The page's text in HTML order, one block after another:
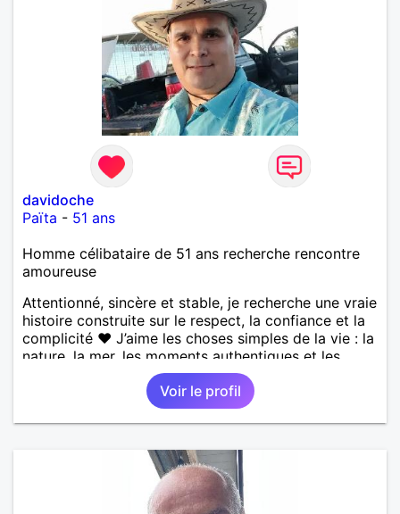
davidoche
Païta - 51 ans
Homme célibataire de 51 ans recherche rencontre
amoureuse
Attentionné, sincère et stable, je recherche une vraie
histoire construite sur le respect, la confiance et la
complicité ❤️ J’aime les choses simples de la vie : la
nature, la mer, les moments authentiques et les
personnes au grand cœur 🌊🌿 Très câlin et
affectueux, j’adore les petits moments de tendresse
et les calinous réguliers 😊❤️ La solitude finit parfois
par peser, alors si tu es en Nouvelle-Calédonie et
temps de discuter… et laissons l’avenir nous guider
Voir le profil